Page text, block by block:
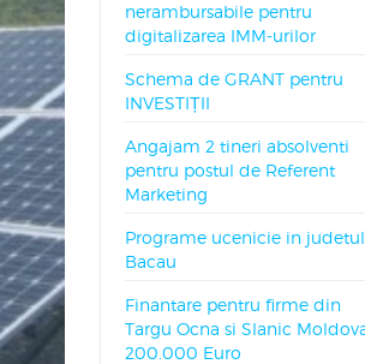
nerambursabile pentru
digitalizarea IMM-urilor
Schema de GRANT pentru
INVESTIȚII
Angajam 2 tineri absolventi
pentru postul de Referent
Marketing
Programe ucenicie in judetul
Bacau
Finantare pentru firme din
Targu Ocna si Slanic
200.000 Euro